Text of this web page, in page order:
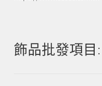
飾品批發項目: